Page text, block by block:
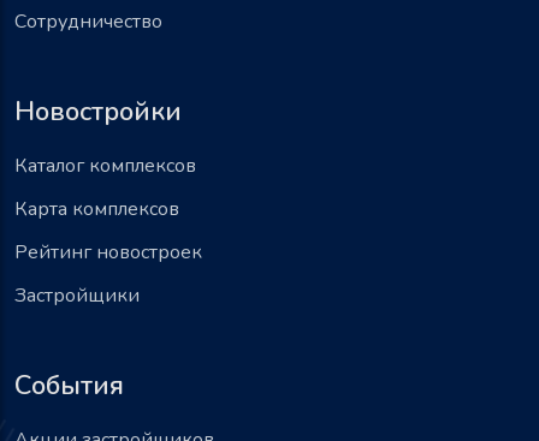
Сотрудничество
Новостройки
Каталог комплексов
Карта комплексов
Рейтинг новостроек
Застройщики
События